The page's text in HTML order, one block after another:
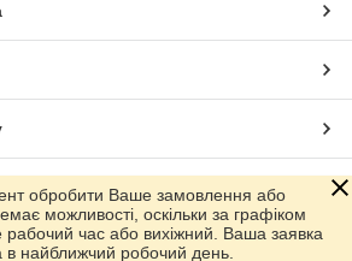
Prom.ua
обробити Ваше замовлення або
можливості, оскільки за графіком
рабочий час або вихіжний. Ваша заявка
найближчий робочий день.